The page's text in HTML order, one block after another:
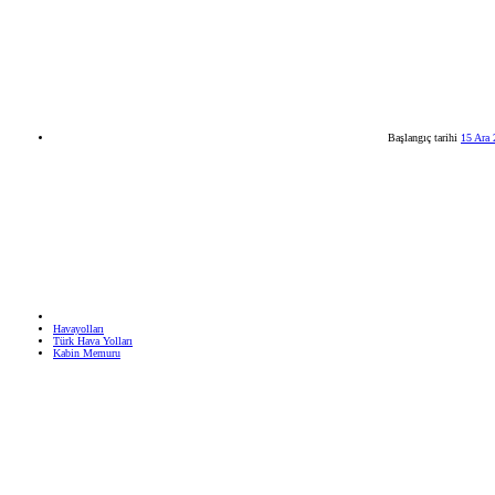
Başlangıç tarihi 15 Ara
Havayolları
Türk Hava Yolları
Kabin Memuru